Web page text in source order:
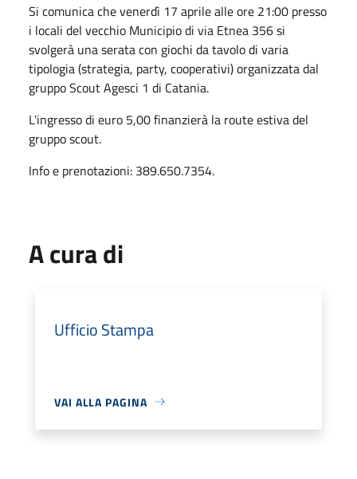
Si comunica che venerdì 17 aprile alle ore 21:00 presso
i locali del vecchio Municipio di via Etnea 356 si
svolgerà una serata con giochi da tavolo di varia
tipologia (strategia, party, cooperativi) organizzata dal
gruppo Scout Agesci 1 di Catania.
L'ingresso di euro 5,00 finanzierà la route estiva del
gruppo scout.
Info e prenotazioni: 389.650.7354.
A cura di
Ufficio Stampa
VAI ALLA PAGINA